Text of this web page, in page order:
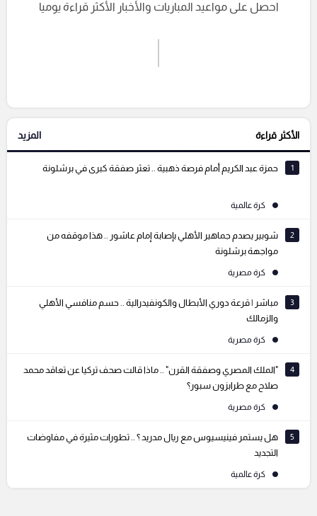
إرسال تعليق
التعليقات السابقة
احصل على مواعيد المباريات والأخبار الأكثر قراءة يوميا
الأكثر قراءة المزيد
1 حمزة عبد الكريم أمام فرصة ذهبية .. تعثر صفقة كبرى في برشلونة
كرة عالمية
2
شوبير يصدم جماهير الأهلي بإصابة إمام عاشور .. هذا موقفه من
مواجهة برشلونة
كرة مصرية
3
مباشر | قرعة دوري الأبطال والكونفيدرالية .. حسم منافسي الأهلي
والزمالك
كرة مصرية
4
"الملك المصري وصفقة القرن" .. ماذا قالت صحف تركيا عن تعاقد محمد
صلاح مع طرابزون سبور؟
كرة مصرية
5
هل يستمر فينيسيوس مع ريال مدريد ؟ .. تطورات مثيرة في مفاوضات
التجديد
كرة عالمية